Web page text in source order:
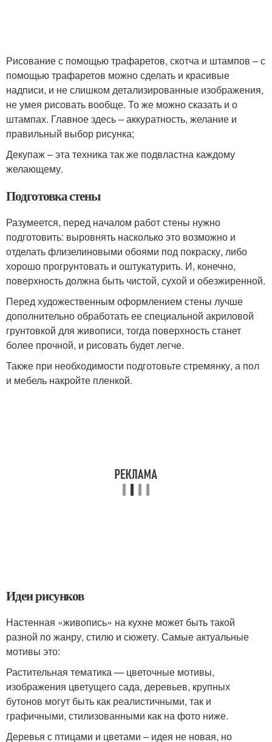
Рисование с помощью трафаретов, скотча и штампов – с
помощью трафаретов можно сделать и красивые
надписи, и не слишком детализированные изображения,
не умея рисовать вообще. То же можно сказать и о
штампах. Главное здесь – аккуратность, желание и
правильный выбор рисунка;
Декупаж – эта техника так же подвластна каждому
желающему.
Подготовка стены
Разумеется, перед началом работ стены нужно
подготовить: выровнять насколько это возможно и
отделать флизелиновыми обоями под покраску, либо
хорошо прогрунтовать и оштукатурить. И, конечно,
поверхность должна быть чистой, сухой и обезжиренной.
Перед художественным оформлением стены лучше
дополнительно обработать ее специальной акриловой
грунтовкой для живописи, тогда поверхность станет
более прочной, и рисовать будет легче.
Также при необходимости подготовьте стремянку, а пол
и мебель накройте пленкой.
Идеи рисунков
Настенная «живопись» на кухне может быть такой
разной по жанру, стилю и сюжету. Самые актуальные
мотивы это:
Растительная тематика — цветочные мотивы,
изображения цветущего сада, деревьев, крупных
бутонов могут быть как реалистичными, так и
графичными, стилизованными как на фото ниже.
Деревья с птицами и цветами – идея не новая, но